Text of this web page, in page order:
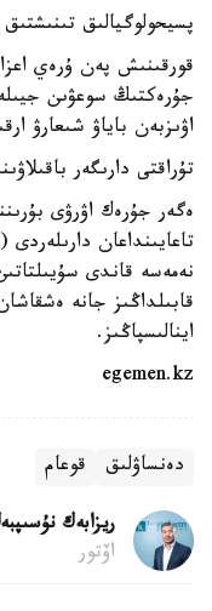
پسيحولوگيالىق
قورقىنىش پەن ۇرەي
جۇرەكتىڭ سوعۋىن
اۋىزبەن باياۋ شىعارۋ
تۇراقتى دارىگەر
ەگەر جۇرەك اۋرۋى
تاعايىنداعان
نەمەسە قاندى
قابىلداڭىز جانە
اينالىسپاڭىز.
egemen.kz
دەنساۋلىق قوعام
ريزابەك
اۆتور